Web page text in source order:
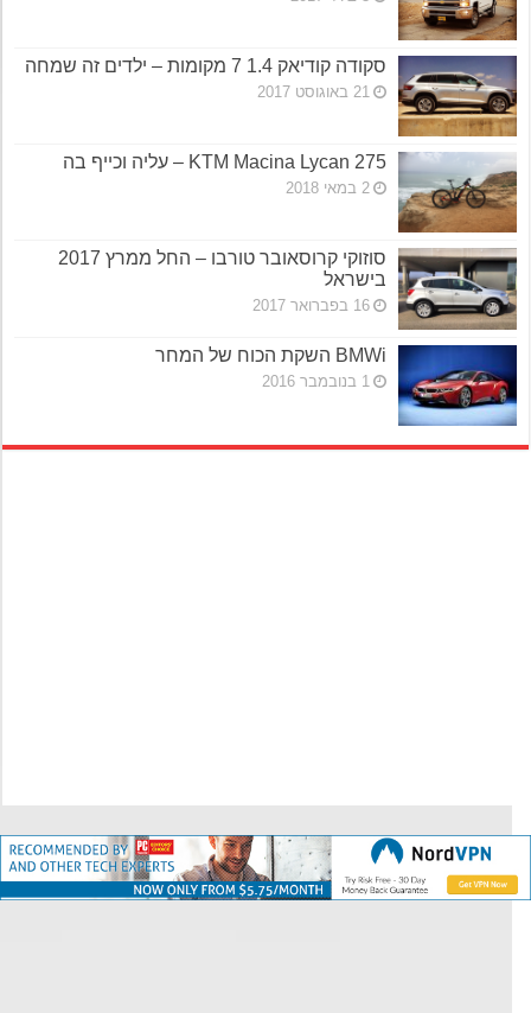
סקודה קודיאק 1.4 7 מקומות – ילדים זה שמחה
21 באוגוסט 2017
KTM Macina Lycan 275 – עליה וכייף בה
2 במאי 2018
סוזוקי קרוסאובר טורבו – החל ממרץ 2017
בישראל
16 בפברואר 2017
BMWi השקת הכוח של המחר
1 בנובמבר 2016